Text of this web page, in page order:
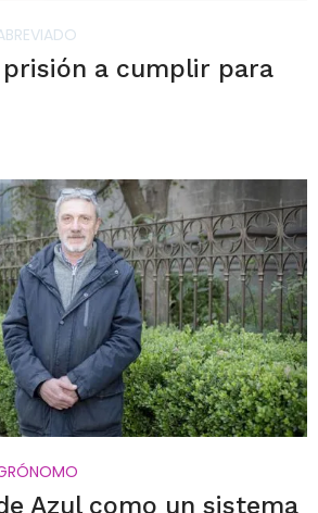
prisión a cumplir para
Azul como un sistema